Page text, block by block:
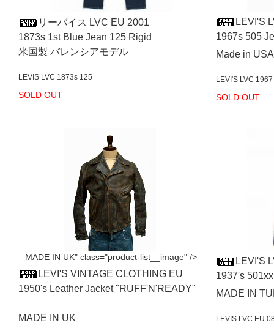
リーバイス LVC EU 2001
1873s 1st Blue Jean 125 Rigid
米国製 バレンシアモデル
LEVIS LVC 1873s 125
SOLD OUT
LEVI'S
1967s 505
Made in USA
LEVI'S LVC
SOLD OUT
MADE IN UK" class="product-list__image" />
LEVI'S VINTAGE CLOTHING EU
1950's Leather Jacket "RUFF'N'READY"
MADE IN UK
LEVI'S
1937's
MADE IN
LEVIS LVC EU